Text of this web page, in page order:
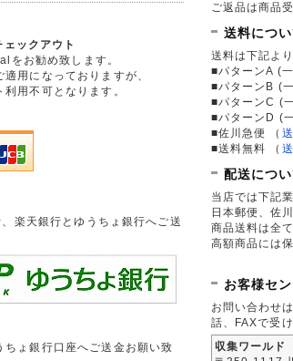
ックアウト
をお勧め致します。
適用になっておりますが、
用不可となります。
楽天銀行とゆうちょ銀行へご送
ちょ銀行口座へご送金お願い致
ご返品は商品
送料につい
送料は下記よ
■パターンA (
■パターンB (
■パターンC (
■パターンD (
■佐川急便
（
■送料無料
（
配送につい
当店では下記
日本郵便、佐
商品送料は全
高額商品には
お客様セ
お問い合わせは
話、FAXで受
収集ワールド